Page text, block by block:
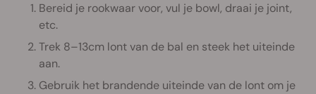
Bereid je rookwaar voor, vul je bowl, draai je joint,
etc.
Trek 8–13cm lont van de bal en steek het uiteinde
aan.
Gebruik het brandende uiteinde van de lont om je